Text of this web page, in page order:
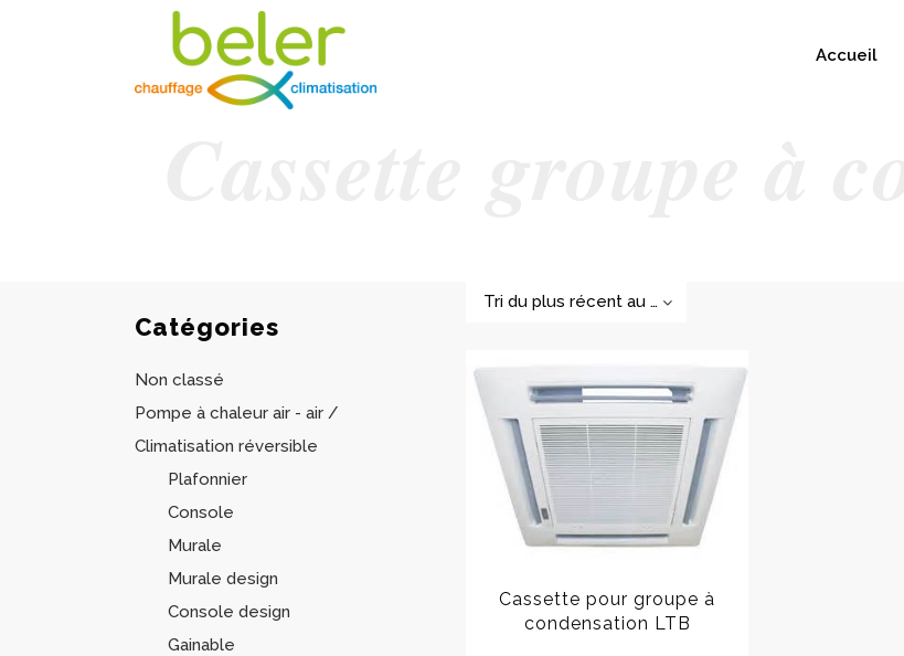
Accueil
Catégories
Non classé
Pompe à chaleur air - air /
Climatisation réversible
Plafonnier
Console
Murale
Murale design
Console design
Gainable
Tri du plus récent au plus ancien
Cassette pour groupe à
condensation LTB